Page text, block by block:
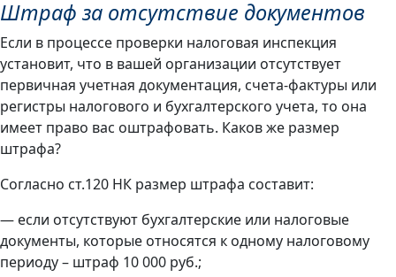
Штраф за отсутствие документов
Если в процессе проверки налоговая инспекция
установит, что в вашей организации отсутствует
первичная учетная документация, счета-фактуры или
регистры налогового и бухгалтерского учета, то она
имеет право вас оштрафовать. Каков же размер
штрафа?
Согласно ст.120 НК размер штрафа составит:
— если отсутствуют бухгалтерские или налоговые
документы, которые относятся к одному налоговому
периоду – штраф 10 000 руб.;